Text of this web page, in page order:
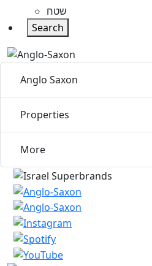
שטח
Search
Anglo Saxon
Properties
More